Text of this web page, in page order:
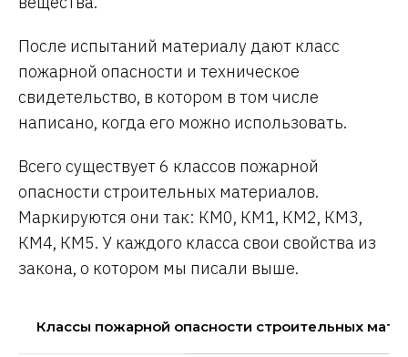
После испытаний материалу дают класс
пожарной опасности и техническое
свидетельство, в котором в том числе
написано, когда его можно использовать.
Всего существует 6 классов пожарной
опасности строительных материалов.
Маркируются они так: КМ0, КМ1, КМ2, КМ3,
КМ4, КМ5. У каждого класса свои свойства из
закона, о котором мы писали выше.
Классы пожарной опасности строительных